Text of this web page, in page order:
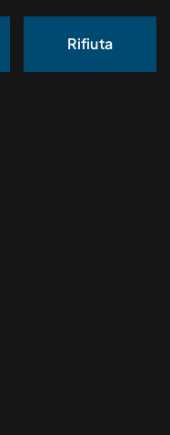
Olona VA
• Powered by
Rifiuta